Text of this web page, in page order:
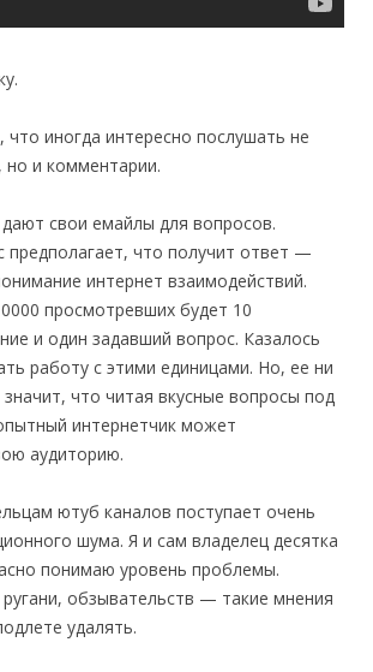
иногда интересно послушать не
но и комментарии.
свои емайлы для вопросов.
что получит ответ —
интернет взаимодействий.
просмотревших будет 10
и один задавший вопрос. Казалось
работу с этими единицами. Но, ее ни
что читая вкусные вопросы под
интернетчик может
аудиторию.
ютуб каналов поступает очень
шума. Я и сам владелец десятка
понимаю уровень проблемы.
обзывательств — такие мнения
удалять.